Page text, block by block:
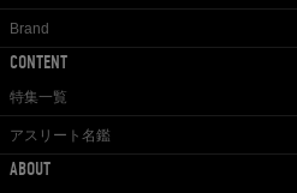
Brand
CONTENT
特集一覧
アスリート名鑑
ABOUT